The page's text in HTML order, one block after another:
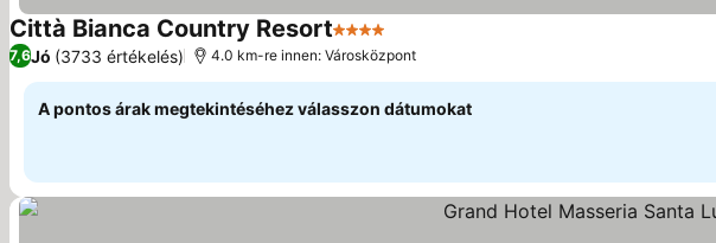
Città Bianca Country Resort4 Kategória
7,6Jó (3733 értékelés) 4.0 km-re innen: Városközpont
A pontos árak megtekintéséhez válasszon dátumokat